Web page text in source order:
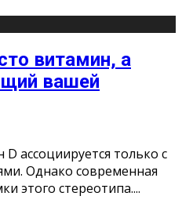
витамин, а
вашей
ассоциируется только с
Однако современная
этого стереотипа....